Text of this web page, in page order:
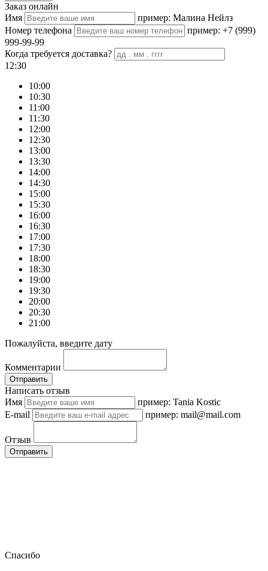
Заказ онлайн
Имя
пример: Малина Нейлз
Номер телефона
пример: +7 (999)
999-99-99
Когда требуется доставка?
12:30
10:00
10:30
11:00
11:30
12:00
12:30
13:00
13:30
14:00
14:30
15:00
15:30
16:00
16:30
17:00
17:30
18:00
18:30
19:00
19:30
20:00
20:30
21:00
Пожалуйста, введите дату
Комментарии
Отправить
Написать отзыв
Имя
пример: Tania Kostic
E-mail
пример: mail@mail.com
Отзыв
Отправить
Спасибо